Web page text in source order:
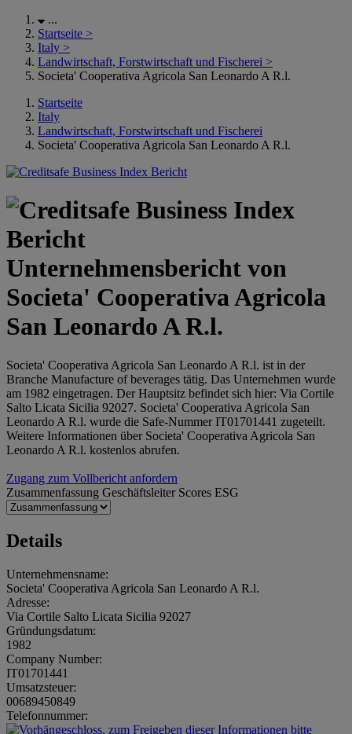
...
Startseite >
Italy >
Landwirtschaft, Forstwirtschaft und Fischerei >
Societa' Cooperativa Agricola San Leonardo A R.l.
Startseite
Italy
Landwirtschaft, Forstwirtschaft und Fischerei
Societa' Cooperativa Agricola San Leonardo A R.l.
Unternehmensbericht von
Societa' Cooperativa Agricola
San Leonardo A R.l.
Societa' Cooperativa Agricola San Leonardo A R.l. ist in der
Branche Manufacture of beverages tätig. Das Unternehmen wurde
am 1982 eingetragen. Der Hauptsitz befindet sich hier: Via Cortile
Salto Licata Sicilia 92027. Societa' Cooperativa Agricola San
Leonardo A R.l. wurde die Safe-Nummer IT01701441 zugeteilt.
Weitere Informationen über Societa' Cooperativa Agricola San
Leonardo A R.l. kostenlos abrufen.
Zugang zum Vollbericht anfordern
Zusammenfassung Geschäftsleiter Scores ESG
Details
Unternehmensname:
Societa' Cooperativa Agricola San Leonardo A R.l.
Adresse:
Via Cortile Salto Licata Sicilia 92027
Gründungsdatum:
1982
Company Number:
IT01701441
Umsatzsteuer:
00689450849
Telefonnummer: